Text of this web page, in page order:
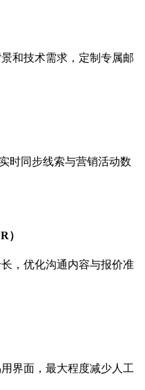
和技术需求，定制专属邮
时同步线索与营销活动数
）
，优化沟通内容与报价准
界面，最大程度减少人工